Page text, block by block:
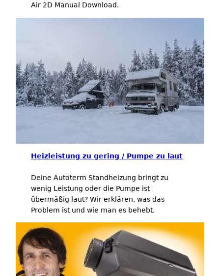
Air 2D Manual Download.
Heizleistung zu gering / Pumpe zu laut
Deine Autoterm Standheizung bringt zu
wenig Leistung oder die Pumpe ist
übermäßig laut? Wir erklären, was das
Problem ist und wie man es behebt.